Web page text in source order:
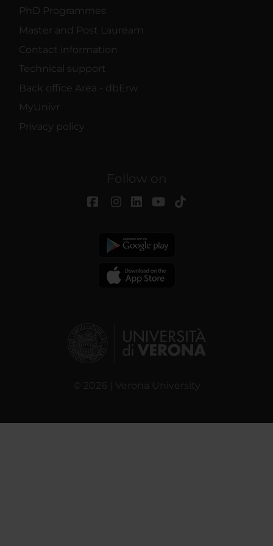
PhD Programmes
Master and Post Lauream
Contact information
Technical support
Back office Area - dbErw
MyUnivr
Privacy policy
Follow on
© 2026 | Verona University